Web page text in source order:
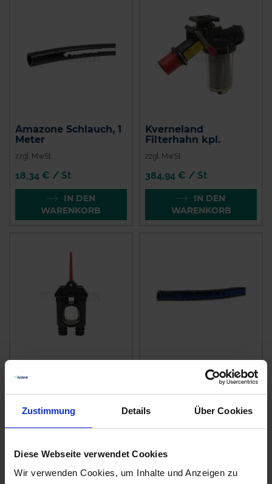
Zustimmung Details Über Cookies
Diese Webseite verwendet Cookies
Wir verwenden Cookies, um Inhalte und Anzeigen zu
Amazone Schlauch, 1
Meter
zzgl. MwSt.
18,34 € / St
IN DEN
WARENKORB
Kverneland
Filterhahn kpl.
zzgl. MwSt.
384,94 € / St
IN DEN
WARENKORB
Alternativhahn
zzgl. MwSt.
136,55 € / St
IN DEN
WARENKORB
Spritzenschlauch
zzgl. MwSt.